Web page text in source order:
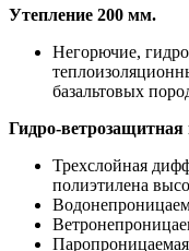
Утепление 200 мм.
Негорючие,
базальтовых
Гидро-
Трехслойная
полиэтилена